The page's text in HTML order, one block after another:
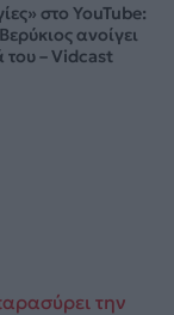
στο YouTube:
ανοίγει
του – Vidcast